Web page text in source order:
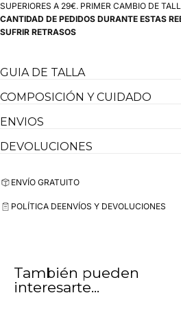
SUPERIORES A 29€. PRIMER CAMBIO DE
CANTIDAD DE PEDIDOS DURANTE ESTAS
SUFRIR RETRASOS
GUIA DE TALLA
COMPOSICIÓN Y CUIDADO
ENVIOS
DEVOLUCIONES
ENVÍO GRATUITO
POLÍTICA DEENVÍOS Y DEVOLUCIONES
También pueden
interesarte...